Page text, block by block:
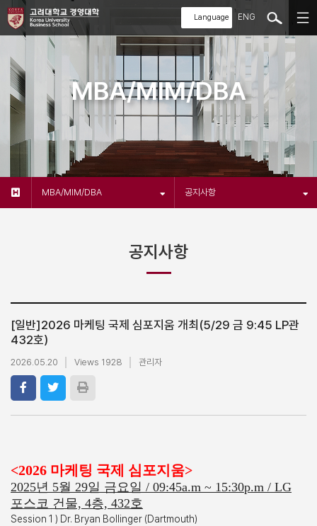
ENG
MBA/MIM/DBA
MBA/MIM/DBA 공지사항
공지사항
[일반]2026 마케팅 국제 심포지움 개최(5/29 금 9:45 LP관
432호)
2026.05.20 Views 1928 관리자
<2026 마케팅 국제 심포지움>
2025년 5월 29일 금요일 / 09:45a.m ~ 15:30p.m / LG
포스코 건물, 4층, 432호
Session 1 ) Dr. Bryan Bollinger (Dartmouth)